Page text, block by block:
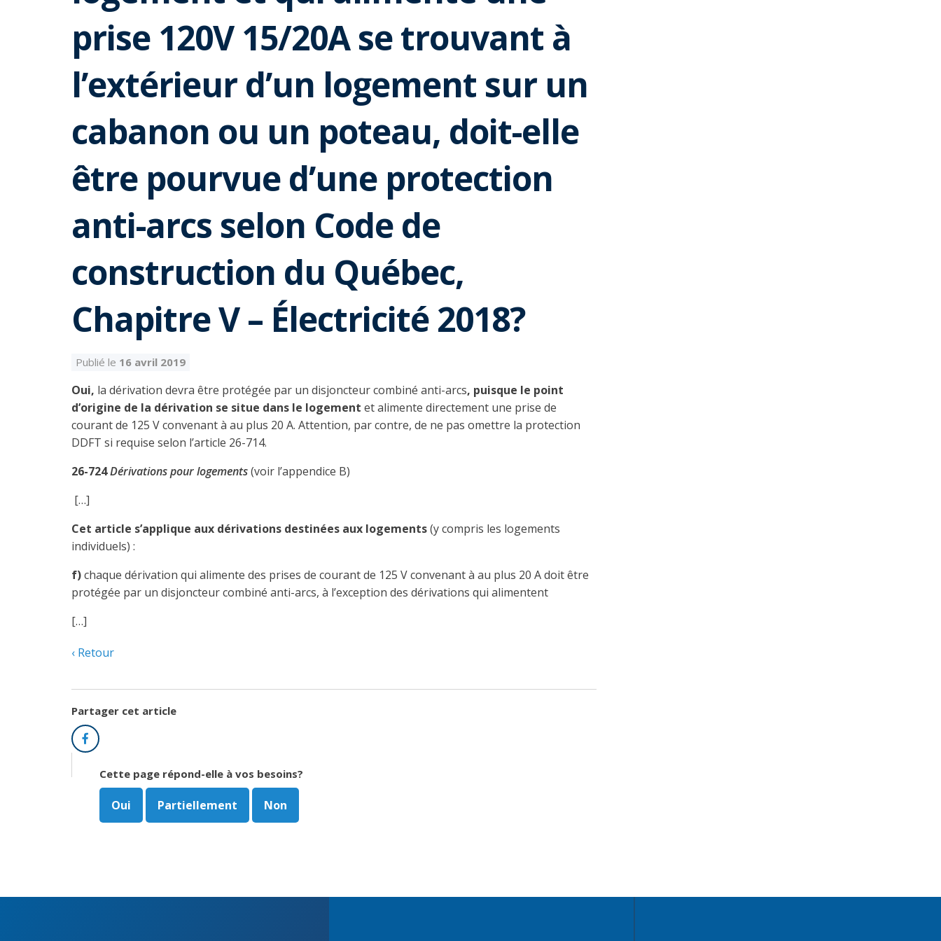
prise 120V 15/20A se trouvant à
l’extérieur d’un logement sur un
cabanon ou un poteau, doit-elle
être pourvue d’une protection
anti-arcs selon Code de
construction du Québec,
Chapitre V – Électricité 2018?
Publié le 16 avril 2019
Oui, la dérivation devra être protégée par un disjoncteur combiné anti-arcs, puisque le point
d’origine de la dérivation se situe dans le logement et alimente directement une prise de
courant de 125 V convenant à au plus 20 A. Attention, par contre, de ne pas omettre la protection
DDFT si requise selon l’article 26-714.
26-724Dérivations pour logements(voir l’appendice B)
[…]
Cet article s’applique aux dérivations destinées aux logements(y compris les logements
individuels) :
f)chaque dérivation qui alimente des prises de courant de 125 V convenant à au plus 20 A doit être
protégée par un disjoncteur combiné anti-arcs, à l’exception des dérivations qui alimentent
[…]
Retour
Partager cet article
Facebook
Cette page répond-elle à vos besoins?
Oui Partiellement Non